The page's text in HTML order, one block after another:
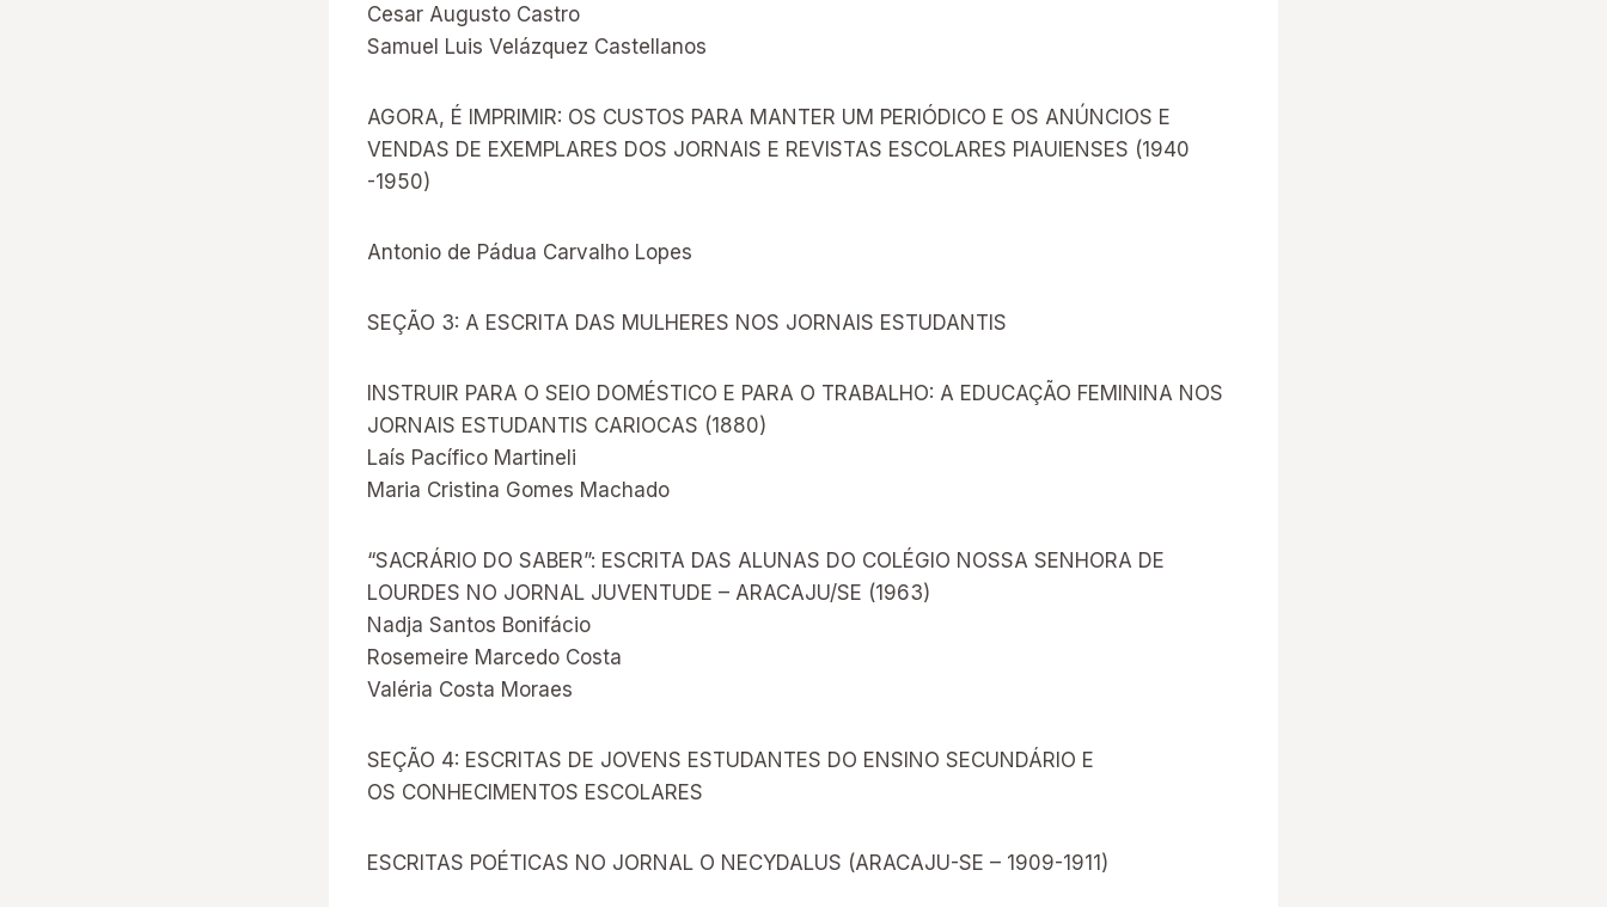
Cesar Augusto Castro
Samuel Luis Velázquez Castellanos
AGORA, É IMPRIMIR: OS CUSTOS PARA MANTER UM PERIÓDICO E OS ANÚNCIOS E
VENDAS DE EXEMPLARES DOS JORNAIS E REVISTAS ESCOLARES PIAUIENSES (1940
-1950)
Antonio de Pádua Carvalho Lopes
SEÇÃO 3: A ESCRITA DAS MULHERES NOS JORNAIS ESTUDANTIS
INSTRUIR PARA O SEIO DOMÉSTICO E PARA O TRABALHO: A EDUCAÇÃO FEMININA NOS
JORNAIS ESTUDANTIS CARIOCAS (1880)
Laís Pacífico Martineli
Maria Cristina Gomes Machado
“SACRÁRIO DO SABER”: ESCRITA DAS ALUNAS DO COLÉGIO NOSSA SENHORA DE
LOURDES NO JORNAL JUVENTUDE – ARACAJU/SE (1963)
Nadja Santos Bonifácio
Rosemeire Marcedo Costa
Valéria Costa Moraes
SEÇÃO 4: ESCRITAS DE JOVENS ESTUDANTES DO ENSINO SECUNDÁRIO E
OS CONHECIMENTOS ESCOLARES
ESCRITAS POÉTICAS NO JORNAL O NECYDALUS (ARACAJU-SE – 1909-1911)